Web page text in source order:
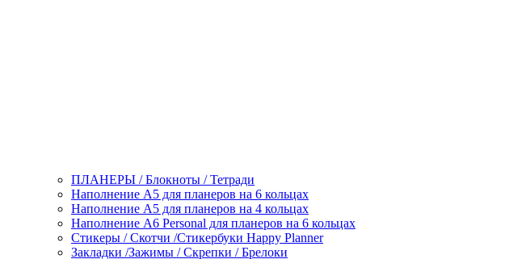
ПЛАНЕРЫ / Блокноты / Тетради
Наполнение А5 для планеров на 6 кольцах
Наполнение А5 для планеров на 4 кольцах
Наполнение А6 Personal для планеров на 6 кольцах
Стикеры / Скотчи /Стикербуки Happy Planner
Закладки /Зажимы / Скрепки / Брелоки